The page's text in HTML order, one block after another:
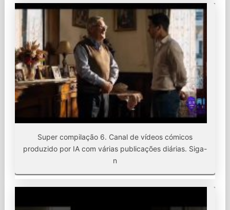
Super compilação 6. Canal de vídeos cómicos
produzido por IA com várias publicações diárias. Siga-
n